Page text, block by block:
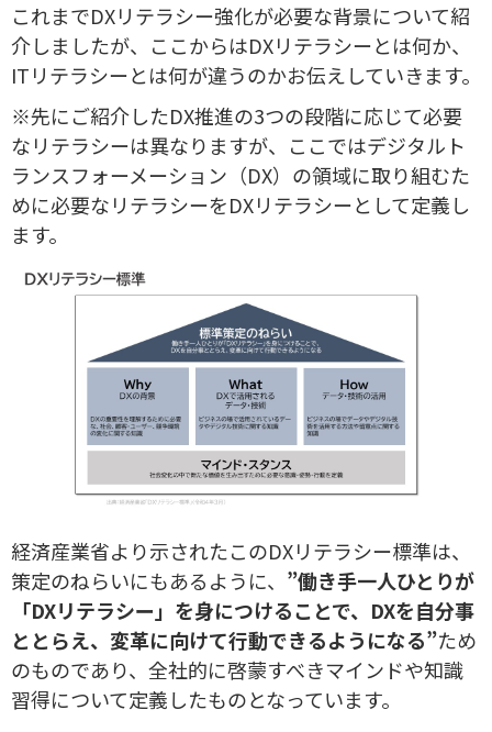
これまでDXリテラシー強化が必要な背景について紹
介しましたが、ここからはDXリテラシーとは何か、
ITリテラシーとは何が違うのかお伝えしていきます。
※先にご紹介したDX推進の3つの段階に応じて必要
なリテラシーは異なりますが、ここではデジタルト
ランスフォーメーション（DX）の領域に取り組むた
めに必要なリテラシーをDXリテラシーとして定義し
ます。
経済産業省より示されたこのDXリテラシー標準は、
策定のねらいにもあるように、 ”働き手一人ひとりが
「DXリテラシー」を身につけることで、DXを自分事
ととらえ、変革に向けて行動できるようになる”ため
のものであり、全社的に啓蒙すべきマインドや知識
習得について定義したものとなっています。